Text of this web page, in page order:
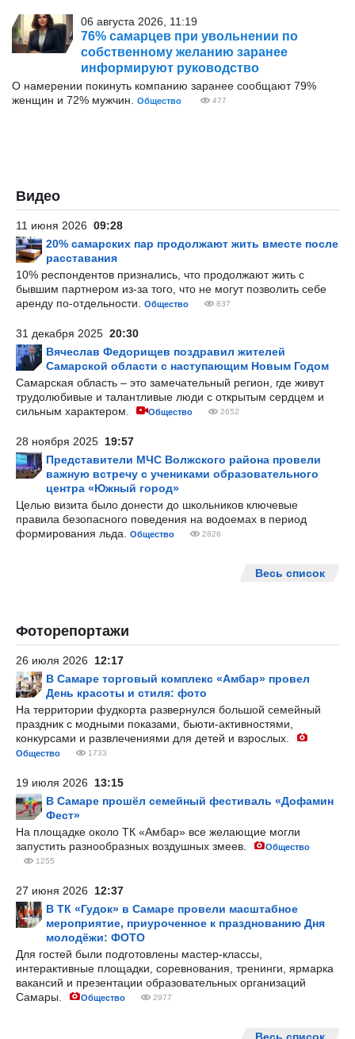
06 августа 2026, 11:19
76% самарцев при увольнении по
собственному желанию заранее
информируют руководство
О намерении покинуть компанию заранее сообщают 79%
женщин и 72% мужчин.
Общество 477
Видео
11 июня 2026 09:28
20% самарских пар продолжают жить вместе после
расставания
10% респондентов признались, что продолжают жить с
бывшим партнером из-за того, что не могут позволить себе
аренду по-отдельности.
Общество 837
31 декабря 2025 20:30
Вячеслав Федорищев поздравил жителей
Самарской области с наступающим Новым Годом
Самарская область – это замечательный регион, где живут
трудолюбивые и талантливые люди с открытым сердцем и
сильным характером.
Общество 2652
28 ноября 2025 19:57
Представители МЧС Волжского района провели
важную встречу с учениками образовательного
центра «Южный город»
Целью визита было донести до школьников ключевые
правила безопасного поведения на водоемах в период
формирования льда.
Общество 2826
Весь список
Фоторепортажи
26 июля 2026 12:17
В Самаре торговый комплекс «Амбар» провел
День красоты и стиля: фото
На территории фудкорта развернулся большой семейный
праздник с модными показами, бьюти-активностями,
конкурсами и развлечениями для детей и взрослых.
Общество 1733
19 июля 2026 13:15
В Самаре прошёл семейный фестиваль «Дофамин
Фест»
На площадке около ТК «Амбар» все желающие могли
запустить разнообразных воздушных змеев.
Общество
1255
27 июня 2026 12:37
В ТК «Гудок» в Самаре провели масштабное
мероприятие, приуроченное к празднованию Дня
молодёжи: ФОТО
Для гостей были подготовлены мастер-классы,
интерактивные площадки, соревнования, тренинги, ярмарка
вакансий и презентации образовательных организаций
Самары.
Общество 2977